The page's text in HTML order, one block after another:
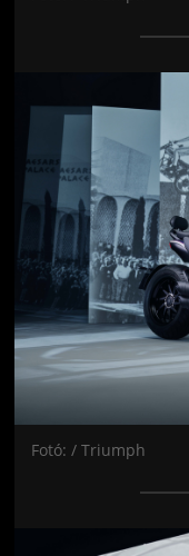
Fotó: / Triumph